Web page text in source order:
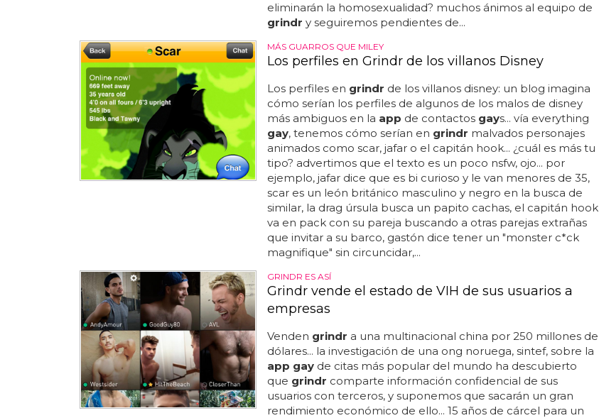
eliminarán la homosexualidad? muchos ánimos al equipo de
grindr y seguiremos pendientes de...
MÁS GUARROS QUE MILEY
Los perfiles en Grindr de los villanos Disney
Los perfiles en grindr de los villanos disney: un blog imagina
cómo serían los perfiles de algunos de los malos de disney
más ambiguos en la app de contactos gays... vía everything
gay, tenemos cómo serían en grindr malvados personajes
animados como scar, jafar o el capitán hook... ¿cuál es más tu
tipo? advertimos que el texto es un poco nsfw, ojo... por
ejemplo, jafar dice que es bi curioso y le van menores de 35,
scar es un león británico masculino y negro en la busca de
similar, la drag úrsula busca un papito cachas, el capitán hook
va en pack con su pareja buscando a otras parejas extrañas
que invitar a su barco, gastón dice tener un "monster c*ck
magnifique" sin circuncidar,...
GRINDR ES ASÍ
Grindr vende el estado de VIH de sus usuarios a
empresas
Venden grindr a una multinacional china por 250 millones de
dólares... la investigación de una ong noruega, sintef, sobre la
app gayde citas más popular del mundo ha descubierto
que grindr comparte información confidencial de sus
usuarios con terceros, y suponemos que sacarán un gran
rendimiento económico de ello... 15 años de cárcel para un